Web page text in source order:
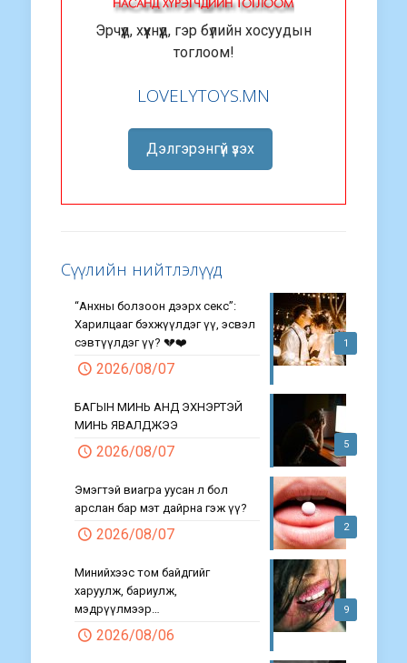
Эрчүүд, хүүхнүүд, гэр бүлийн хосуудын
тоглоом!
LOVELYTOYS.MN
Дэлгэрэнгүй үзэх
Сүүлийн нийтлэлүүд
1
“Анхны болзоон дээрх секс”:
Харилцааг бэхжүүлдэг үү, эсвэл
сэвтүүлдэг үү? 💔❤️
2026/08/07
5
БАГЫН МИНЬ АНД ЭХНЭРТЭЙ
МИНЬ ЯВАЛДЖЭЭ
2026/08/07
2
Эмэгтэй виагра уусан л бол
арслан бар мэт дайрна гэж үү?
2026/08/07
9
Минийхээс том байдгийг
харуулж, бариулж,
мэдрүүлмээр…
2026/08/06